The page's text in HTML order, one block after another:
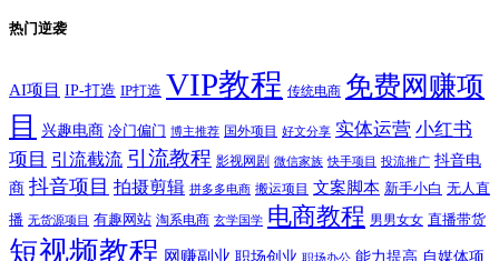
AI项目 VIP教程
免费网赚项
目 兴趣电商 冷门偏门 博主推荐 国外项目 好文分享 实体运营 小红书
项目 引流截流 引流教程 影视网剧 微信家族 快手项目 投流推广 抖音电
商 抖音项目 拍摄剪辑 拼多多电商 搬运项目 文案脚本 新手小白 无人直
播 无货源项目 有趣网站 淘系电商 玄学国学 电商教程 男男女女 直播带货